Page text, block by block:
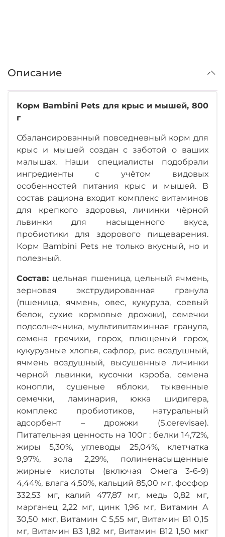
Описание
Корм Bambini Pets для крыс и мышей, 800
г
Сбалансированный повседневный корм для
крыс и мышей создан с заботой о ваших
малышах. Наши специалисты подобрали
ингредиенты с учётом видовых
особенностей питания крыс и мышей. В
состав рациона входит комплекс витаминов
для крепкого здоровья, личинки чёрной
львинки для насыщенного вкуса,
пробиотики для здорового пищеварения.
Корм Bambini Pets не только вкусный, но и
полезный.
Состав: цельная пшеница, цельный ячмень,
зерновая экструдированная гранула
(пшеница, ячмень, овес, кукуруза, соевый
белок, сухие кормовые дрожжи), семечки
подсолнечника, мультивитаминная гранула,
семена гречихи, горох, плющеный горох,
кукурузные хлопья, сафлор, рис воздушный,
ячмень воздушный, высушенные личинки
черной львинки, кусочки кэроба, семена
конопли, сушеные яблоки, тыквенные
семечки, ламинария, юкка шидигера,
комплекс пробиотиков, натуральный
адсорбент – дрожжи (S.cerevisae).
Питательная ценность на 100г : белки 14,72%,
жиры 5,30%, углеводы 25,04%, клетчатка
9,97%, зола 2,29%, полиненасыщенные
жирные кислоты (включая Омега 3-6-9)
4,44%, влага 4,50%, кальций 85,00 мг, фосфор
332,53 мг, калий 477,87 мг, медь 0,82 мг,
марганец 2,22 мг, цинк 1,96 мг, Витамин А
30,50 мкг, Витамин С 5,55 мг, Витамин В1 0,15
мг, Витамин В3 1,82 мг, Витамин В12 1,50 мкг